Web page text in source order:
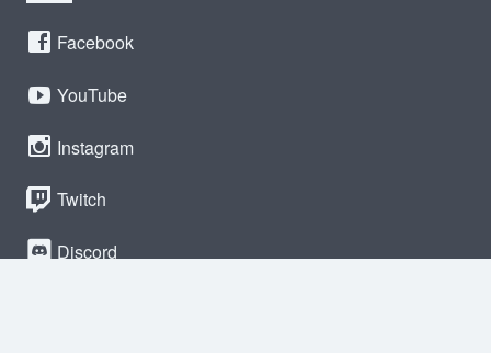
Facebook
YouTube
Instagram
Twitch
Discord